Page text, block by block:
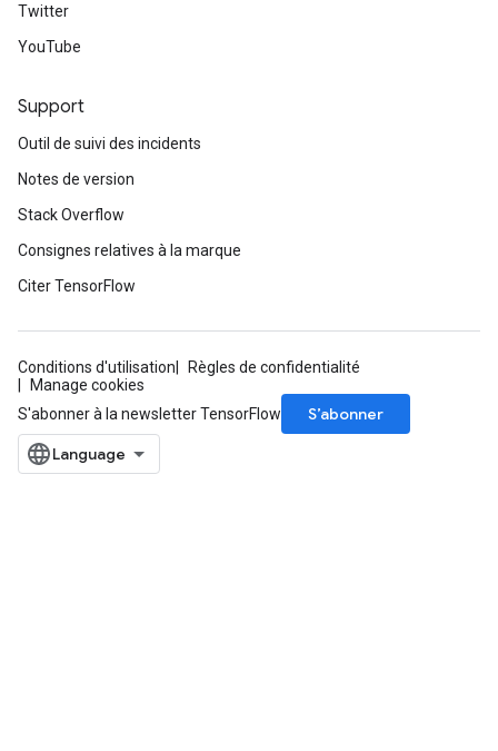
Twitter
YouTube
Support
Outil de suivi des incidents
Notes de version
Stack Overflow
Consignes relatives à la marque
Citer TensorFlow
Conditions d'utilisation
Règles de confidentialité
Manage cookies
S'abonner à la newsletter TensorFlow
S’abonner